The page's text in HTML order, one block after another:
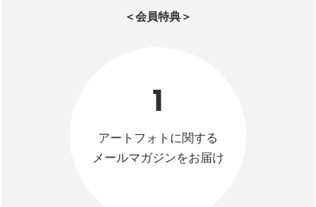
＜会員特典＞
1
アートフォトに関する
メールマガジンをお届け